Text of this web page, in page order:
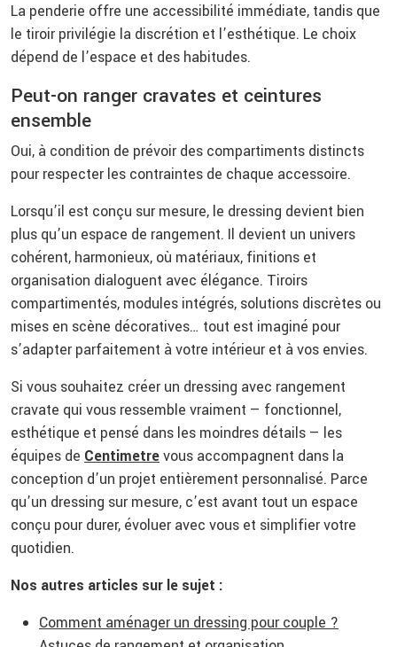
La penderie offre une accessibilité immédiate, tandis que
le tiroir privilégie la discrétion et l’esthétique. Le choix
dépend de l’espace et des habitudes.
Peut-on ranger cravates et ceintures
ensemble
Oui, à condition de prévoir des compartiments distincts
pour respecter les contraintes de chaque accessoire.
Lorsqu’il est conçu sur mesure, le dressing devient bien
plus qu’un espace de rangement. Il devient un univers
cohérent, harmonieux, où matériaux, finitions et
organisation dialoguent avec élégance. Tiroirs
compartimentés, modules intégrés, solutions discrètes ou
mises en scène décoratives… tout est imaginé pour
s’adapter parfaitement à votre intérieur et à vos envies.
Si vous souhaitez créer un dressing avec rangement
cravate qui vous ressemble vraiment — fonctionnel,
esthétique et pensé dans les moindres détails — les
équipes de Centimetrevous accompagnent dans la
conception d’un projet entièrement personnalisé. Parce
qu’un dressing sur mesure, c’est avant tout un espace
conçu pour durer, évoluer avec vous et simplifier votre
quotidien.
Nos autres articles sur le sujet :
Comment aménager un dressing pour couple ?